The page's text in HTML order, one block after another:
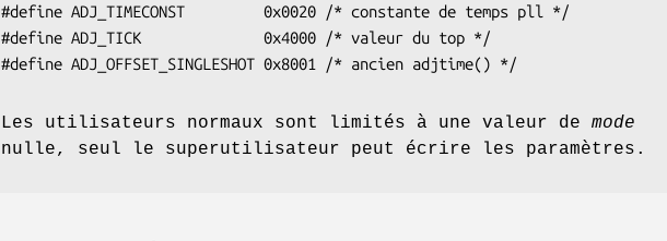
#define ADJ_TIMECONST         0x0020 /* constante de temps pll */
#define ADJ_TICK              0x4000 /* valeur du top */
#define ADJ_OFFSET_SINGLESHOT 0x8001 /* ancien adjtime() */
Les utilisateurs normaux sont limités à une valeur de mode
nulle, seul le superutilisateur peut écrire les paramètres.